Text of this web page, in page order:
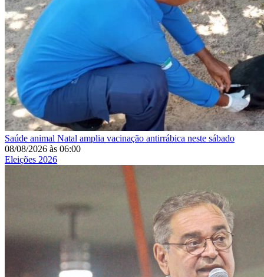
Saúde animal Natal amplia vacinação antirrábica neste sábado
08/08/2026 às 06:00
Eleições 2026